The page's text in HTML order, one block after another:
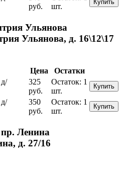
руб.
шт.
Купить
Ульянова
Ульянова, д. 16\12\17
Цена
Остатки
325
руб.
Остаток: 1
шт.
Купить
350
руб.
Остаток: 1
шт.
Купить
Ленина
д. 27/16